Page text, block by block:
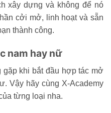
xây dựng và không để nó
cởi mở, linh hoạt và sẵn
thành công.
nam hay nữ
khi bắt đầu hợp tác mở
Vậy hãy cùng X-Academy
từng loại nha.